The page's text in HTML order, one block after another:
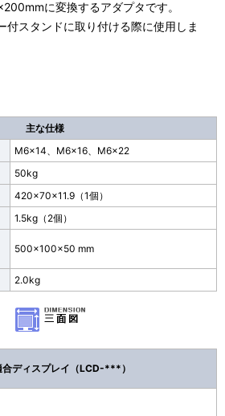
に変換するアダプタです。
付スタンドに取り付ける際に使用しま
主な仕様
M6×14、M6×16、M6×22
50kg
420×70×11.9（1個）
1.5kg（2個）
500×100×50 mm
2.0kg
合ディスプレイ（LCD-***）